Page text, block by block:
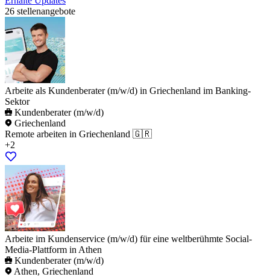
26 stellenangebote
Arbeite als Kundenberater (m/w/d) in Griechenland im Banking-
Sektor
Kundenberater (m/w/d)
Griechenland
Remote arbeiten in Griechenland 🇬🇷
+2
Arbeite im Kundenservice (m/w/d) für eine weltberühmte Social-
Media-Plattform in Athen
Kundenberater (m/w/d)
Athen, Griechenland